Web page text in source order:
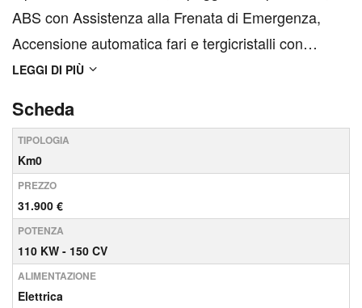
ABS con Assistenza alla Frenata di Emergenza,
Accensione automatica fari e tergicristalli con
sensore pioggia, Airbag a tendina anteriori, Airbag a
Airbag frontale passeggero, Airbag laterali, Alert
so...
LEGGI DI PIÙ
Scheda
TIPOLOGIA
Km0
PREZZO
31.900 €
POTENZA
110 KW - 150 CV
ALIMENTAZIONE
Elettrica